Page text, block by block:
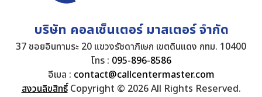
บริษัท คอลเซ็นเตอร์ มาสเตอร์ จำกัด
37 ซอยอินทามระ 20 แขวงรัชดาภิเษก เขตดินแดง กทม. 10400
โทร : 095-896-8586
อีเมล : contact@callcentermaster.com
สงวนลิขสิทธิ์Copyright © 2026 All Rights Reserved.